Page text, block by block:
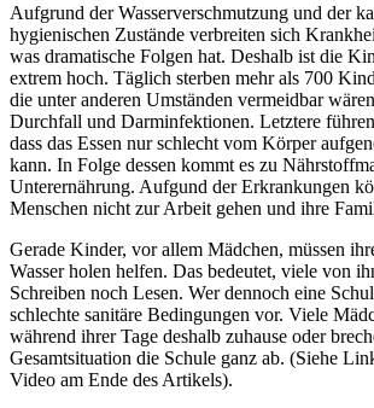
Aufgrund der Wasserverschmutzung und der
hygienischen Zustände verbreiten sich
was dramatische Folgen hat. Deshalb ist die
extrem hoch. Täglich sterben mehr als 700
die unter anderen Umständen vermeidbar
Durchfall und Darminfektionen. Letztere
dass das Essen nur schlecht vom Körper
kann. In Folge dessen kommt es zu
Unterernährung. Aufgund der Erkrankungen
Menschen nicht zur Arbeit gehen und ihre
Gerade Kinder, vor allem Mädchen, müssen
Wasser holen helfen. Das bedeutet, viele von
Schreiben noch Lesen. Wer dennoch eine
schlechte sanitäre Bedingungen vor. Viele
während ihrer Tage deshalb zuhause oder
Gesamtsituation die Schule ganz ab. (Siehe
Video am Ende des Artikels).